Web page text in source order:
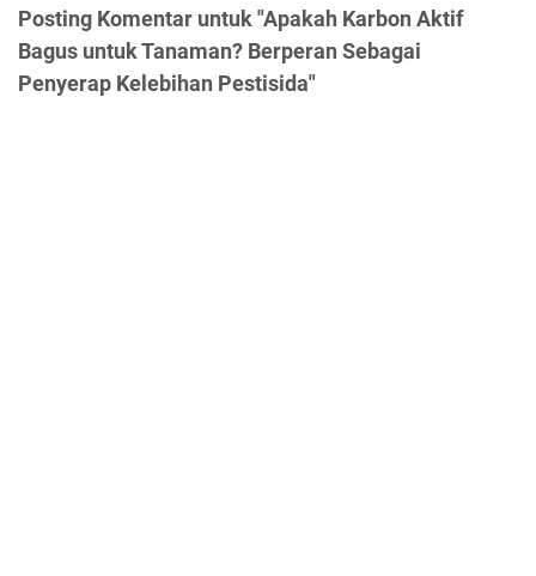
Posting Komentar untuk "Apakah Karbon Aktif
Bagus untuk Tanaman? Berperan Sebagai
Penyerap Kelebihan Pestisida"